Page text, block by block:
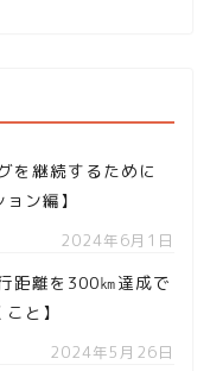
を継続するために
ン編】
2024年6月1日
距離を300㎞達成で
と】
2024年5月26日